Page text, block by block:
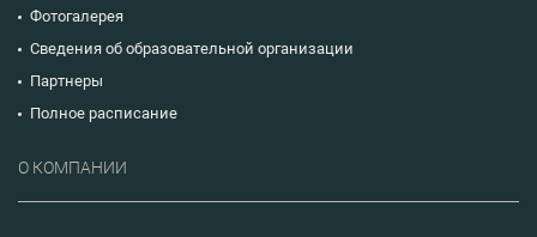
Фотогалерея
Сведения об образовательной организации
Партнеры
Полное расписание
О КОМПАНИИ